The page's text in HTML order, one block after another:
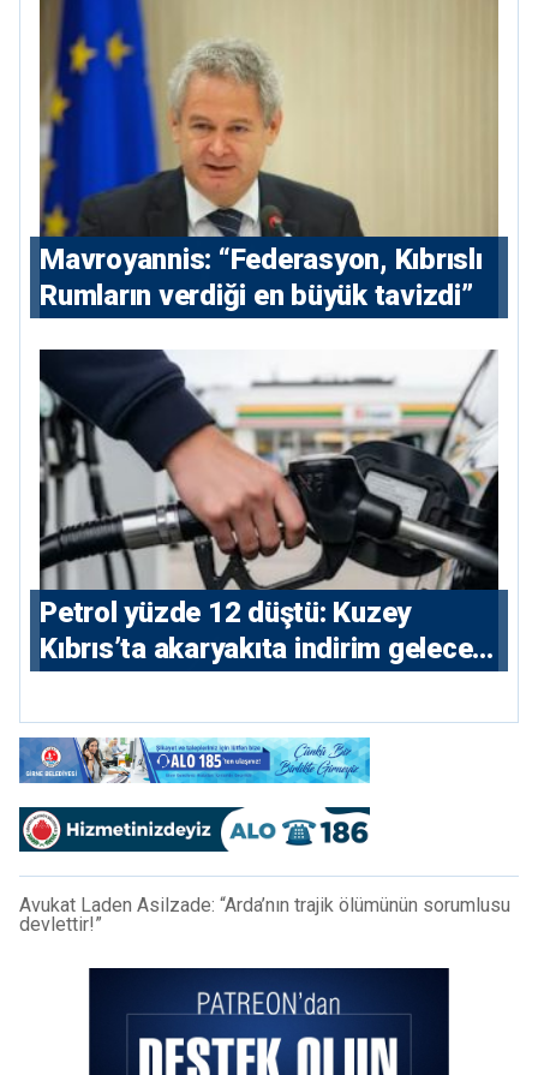
Mavroyannis: “Federasyon, Kıbrıslı
Rumların verdiği en büyük tavizdi”
Petrol yüzde 12 düştü: Kuzey
Kıbrıs’ta akaryakıta indirim gelecek
Avukat Laden Asilzade: “Arda’nın trajik ölümünün sorumlusu
devlettir!”